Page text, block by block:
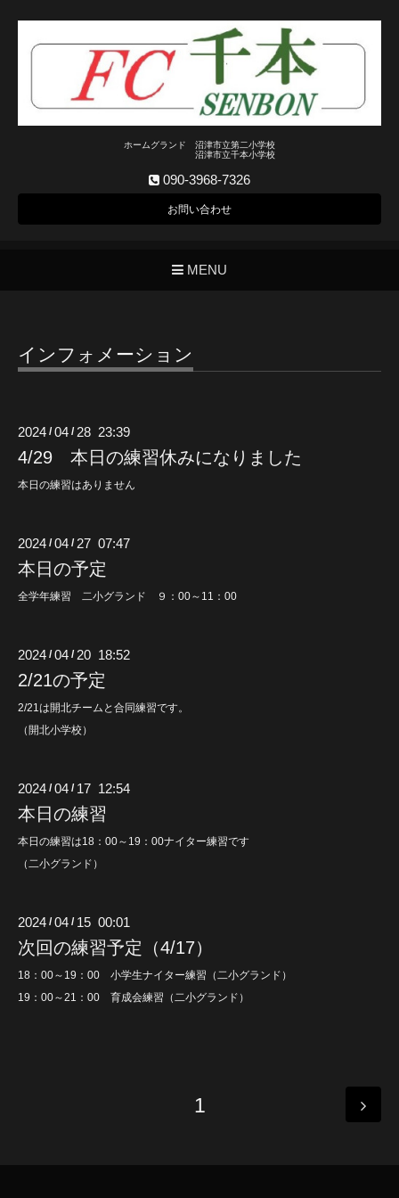
ホームグランド 沼津市立第二小学校
沼津市立千本小学校
090-3968-7326
お問い合わせ
MENU
インフォメーション
2024 /04 / 28 23:39
4/29 本日の練習休みになりました
本日の練習はありません
2024 /04 / 27 07:47
本日の予定
全学年練習 二小グランド ９：00～11：00
2024 /04 / 20 18:52
2/21の予定
2/21は開北チームと合同練習です。
（開北小学校）
2024 /04 / 17 12:54
本日の練習
本日の練習は18：00～19：00ナイター練習です
（二小グランド）
2024 /04 / 15 00:01
次回の練習予定（4/17）
18：00～19：00 小学生ナイター練習（二小グランド）
19：00～21：00 育成会練習（二小グランド）
1